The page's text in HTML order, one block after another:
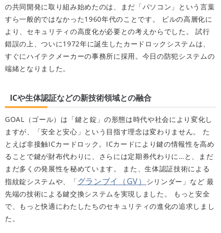
の共同開発に取り組み始めたのは、まだ「パソコン」という言葉
すら一般的ではなかった1960年代のことです。 ビルの高層化に
より、セキュリティの高度化が必要との考えからでした。 試行
錯誤の上、ついに1972年に誕生したカードロックシステムは、
すぐにハイテクメーカーの事務所に採用。今日の防犯システムの
端緒となりました。
ICや生体認証などの新技術領域との融合
GOAL（ゴール）は「鍵と錠」の形態は時代や社会により変化し
ますが、「安全と安心」という目指す理念は変わりません。 た
とえば非接触ICカードロック。ICカードにより鍵の情報性を高め
ることで鍵が財布代わりに、さらには定期券代わりに…と、まだ
まだ多くの発展性を秘めています。 また、生体認証技術による
指紋錠システムや、「グランブイ（GV）
シリンダー」など 最
先端の技術による鍵交換システムを実現しました。 もっと安全
で、もっと快適にわたしたちのセキュリティの進化の追求しまし
た。